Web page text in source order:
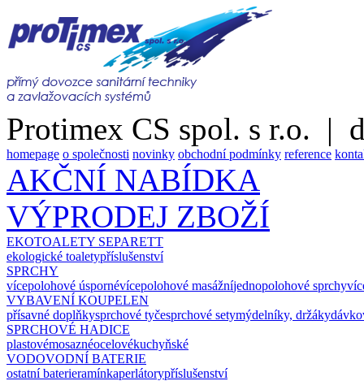
Protimex CS spol. s r.o. |
homepage o společnosti novinky obchodní podmínky reference
AKČNÍ NABÍDKA
VÝPRODEJ ZBOŽÍ
EKOTOALETY SEPARETT
ekologické toaletypříslušenství
SPRCHY
vícepolohové úspornévícepolohové masážníjednopolohové sprchy
VYBAVENÍ KOUPELEN
přísavné doplňkysprchové tyčesprchové setymýdelníky, držáky
SPRCHOVÉ HADICE
plastovémosaznéocelovékuchyňské
VODOVODNÍ BATERIE
ostatní baterieramínkaperlátorypříslušenství